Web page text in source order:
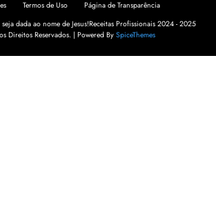
Termos de Uso
Página de Transparência
dada ao nome de Jesus!Receitas Profissionais 2024 - 2025
Direitos Reservados. | Powered By SpiceThemes